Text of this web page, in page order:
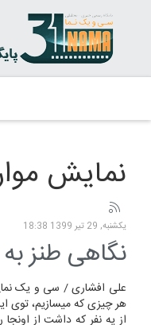
نمایش
یکشنبه, 29 تیر 1399 18:38
نگاهی طنز
علی افشاری / سی و یک
هر چیزی که میسازیم، توی
از یه نفر که داشت از